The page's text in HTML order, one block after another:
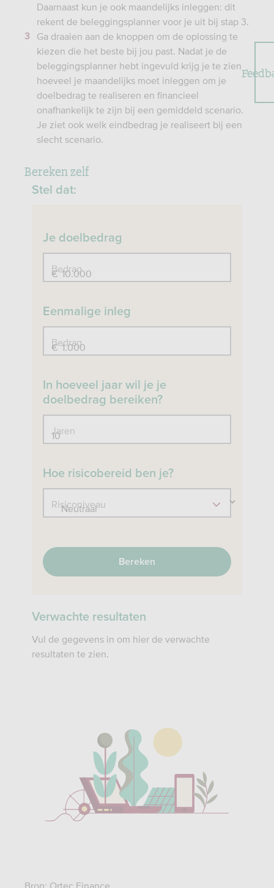
Daarnaast kun je ook maandelijks inleggen: dit
rekent de beleggingsplanner voor je uit bij stap 3.
Ga draaien aan de knoppen om de oplossing te
kiezen die het beste bij jou past. Nadat je de
beleggingsplanner hebt ingevuld krijg je te zien
hoeveel je maandelijks moet inleggen om je
doelbedrag te realiseren en financieel
onafhankelijk te zijn bij een gemiddeld scenario.
Je ziet ook welk eindbedrag je realiseert bij een
slecht scenario.
Bereken zelf
Stel dat:
Je doelbedrag
Bedrag
€
Eenmalige inleg
Bedrag
€
In hoeveel jaar wil je je
doelbedrag bereiken?
Jaren
Hoe risicobereid ben je?
Risiconiveau
Bereken
Verwachte resultaten
Vul de gegevens in om hier de verwachte
resultaten te zien.
Bron: Ortec Finance